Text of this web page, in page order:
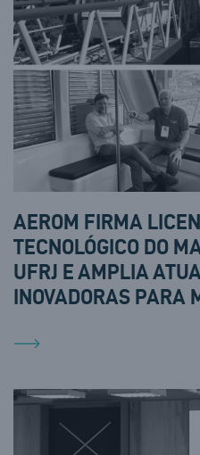
AEROM FIRMA
TECNOLÓGICO DO
UFRJ E AMPLIA
INOVADORAS PARA